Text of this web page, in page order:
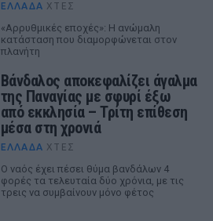
ΕΛΛΆΔΑ ΧΤΕΣ
«Αρρυθμικές εποχές»: Η ανώμαλη
κατάσταση που διαμορφώνεται στον
πλανήτη
Βάνδαλος αποκεφαλίζει άγαλμα
της Παναγίας με σφυρί έξω
από εκκλησία – Τρίτη επίθεση
μέσα στη χρονιά
ΕΛΛΆΔΑ ΧΤΕΣ
Ο ναός έχει πέσει θύμα βανδάλων 4
φορές τα τελευταία δύο χρόνια, με τις
τρεις να συμβαίνουν μόνο φέτος